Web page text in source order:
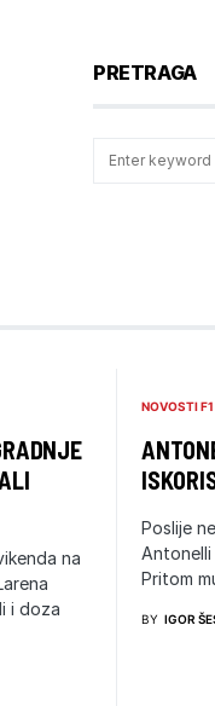
PRETRAGA
na
i doza
NOVOSTI F1
Poslije
Antonelli
Pritom
BY IGOR